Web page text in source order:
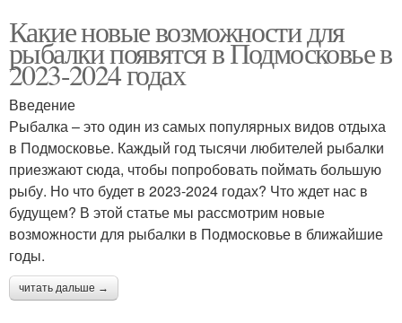
Какие новые возможности для
рыбалки появятся в Подмосковье в
2023-2024 годах
Введение
Рыбалка – это один из самых популярных видов отдыха
в Подмосковье. Каждый год тысячи любителей рыбалки
приезжают сюда, чтобы попробовать поймать большую
рыбу. Но что будет в 2023-2024 годах? Что ждет нас в
будущем? В этой статье мы рассмотрим новые
возможности для рыбалки в Подмосковье в ближайшие
годы.
читать дальше →